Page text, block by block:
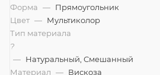
Форма — Прямоугольник
Цвет — Мультиколор
Тип материала
?
— Натуральный, Смешанный
Материал — Вискоза